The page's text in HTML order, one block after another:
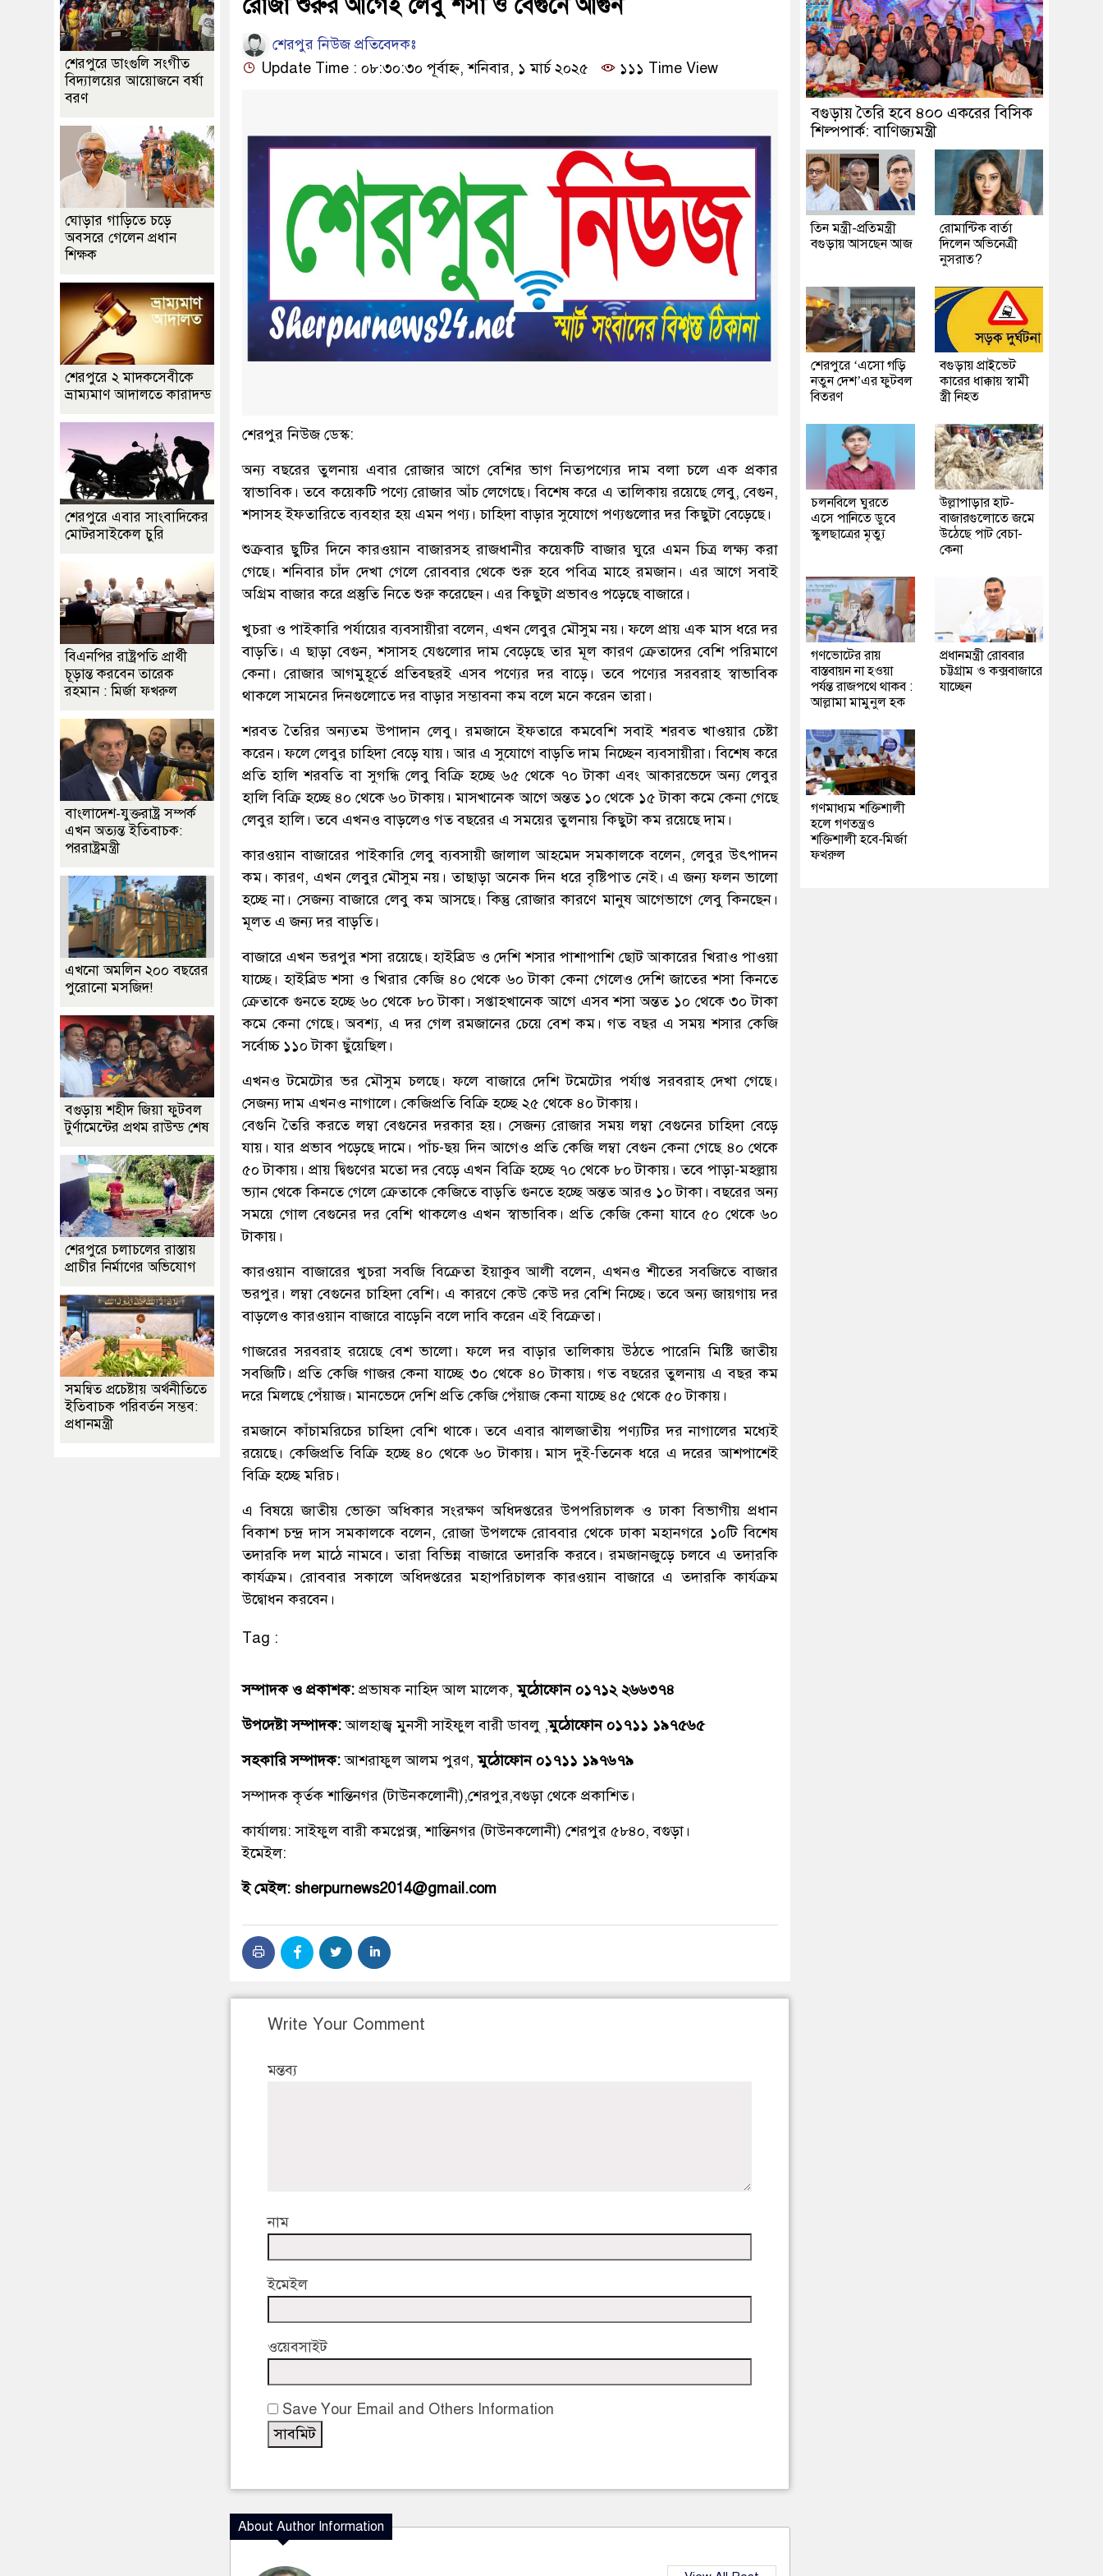
শেরপুর নিউজ প্রতিবেদকঃ
Update Time : ০৮:৩০:৩০ পূর্বাহ্ন, শনিবার, ১ মার্চ ২০২৫
১১১ Time View
শেরপুর নিউজ ডেস্ক:
অন্য বছরের তুলনায় এবার রোজার আগে বেশির ভাগ নিত্যপণ্যের দাম বলা চলে এক প্রকার
স্বাভাবিক। তবে কয়েকটি পণ্যে রোজার আঁচ লেগেছে। বিশেষ করে এ তালিকায় রয়েছে লেবু, বেগুন,
শসাসহ ইফতারিতে ব্যবহার হয় এমন পণ্য। চাহিদা বাড়ার সুযোগে পণ্যগুলোর দর কিছুটা বেড়েছে।
শুক্রবার ছুটির দিনে কারওয়ান বাজারসহ রাজধানীর কয়েকটি বাজার ঘুরে এমন চিত্র লক্ষ্য করা
গেছে। শনিবার চাঁদ দেখা গেলে রোববার থেকে শুরু হবে পবিত্র মাহে রমজান। এর আগে সবাই
অগ্রিম বাজার করে প্রস্তুতি নিতে শুরু করেছেন। এর কিছুটা প্রভাবও পড়েছে বাজারে।
খুচরা ও পাইকারি পর্যায়ের ব্যবসায়ীরা বলেন, এখন লেবুর মৌসুম নয়। ফলে প্রায় এক মাস ধরে দর
বাড়তি। এ ছাড়া বেগুন, শসাসহ যেগুলোর দাম বেড়েছে তার মূল কারণ ক্রেতাদের বেশি পরিমাণে
কেনা। রোজার আগমুহূর্তে প্রতিবছরই এসব পণ্যের দর বাড়ে। তবে পণ্যের সরবরাহ স্বাভাবিক
থাকলে সামনের দিনগুলোতে দর বাড়ার সম্ভাবনা কম বলে মনে করেন তারা।
শরবত তৈরির অন্যতম উপাদান লেবু। রমজানে ইফতারে কমবেশি সবাই শরবত খাওয়ার চেষ্টা
করেন। ফলে লেবুর চাহিদা বেড়ে যায়। আর এ সুযোগে বাড়তি দাম নিচ্ছেন ব্যবসায়ীরা। বিশেষ করে
প্রতি হালি শরবতি বা সুগন্ধি লেবু বিক্রি হচ্ছে ৬৫ থেকে ৭০ টাকা এবং আকারভেদে অন্য লেবুর
হালি বিক্রি হচ্ছে ৪০ থেকে ৬০ টাকায়। মাসখানেক আগে অন্তত ১০ থেকে ১৫ টাকা কমে কেনা গেছে
লেবুর হালি। তবে এখনও বাড়লেও গত বছরের এ সময়ের তুলনায় কিছুটা কম রয়েছে দাম।
কারওয়ান বাজারের পাইকারি লেবু ব্যবসায়ী জালাল আহমেদ সমকালকে বলেন, লেবুর উৎপাদন
কম। কারণ, এখন লেবুর মৌসুম নয়। তাছাড়া অনেক দিন ধরে বৃষ্টিপাত নেই। এ জন্য ফলন ভালো
হচ্ছে না। সেজন্য বাজারে লেবু কম আসছে। কিন্তু রোজার কারণে মানুষ আগেভাগে লেবু কিনছেন।
মূলত এ জন্য দর বাড়তি।
বাজারে এখন ভরপুর শসা রয়েছে। হাইব্রিড ও দেশি শসার পাশাপাশি ছোট আকারের খিরাও পাওয়া
যাচ্ছে। হাইব্রিড শসা ও খিরার কেজি ৪০ থেকে ৬০ টাকা কেনা গেলেও দেশি জাতের শসা কিনতে
ক্রেতাকে গুনতে হচ্ছে ৬০ থেকে ৮০ টাকা। সপ্তাহখানেক আগে এসব শসা অন্তত ১০ থেকে ৩০ টাকা
কমে কেনা গেছে। অবশ্য, এ দর গেল রমজানের চেয়ে বেশ কম। গত বছর এ সময় শসার কেজি
সর্বোচ্চ ১১০ টাকা ছুঁয়েছিল।
এখনও টমেটোর ভর মৌসুম চলছে। ফলে বাজারে দেশি টমেটোর পর্যাপ্ত সরবরাহ দেখা গেছে।
সেজন্য দাম এখনও নাগালে। কেজিপ্রতি বিক্রি হচ্ছে ২৫ থেকে ৪০ টাকায়।
বেগুনি তৈরি করতে লম্বা বেগুনের দরকার হয়। সেজন্য রোজার সময় লম্বা বেগুনের চাহিদা বেড়ে
যায়। যার প্রভাব পড়েছে দামে। পাঁচ-ছয় দিন আগেও প্রতি কেজি লম্বা বেগুন কেনা গেছে ৪০ থেকে
৫০ টাকায়। প্রায় দ্বিগুণের মতো দর বেড়ে এখন বিক্রি হচ্ছে ৭০ থেকে ৮০ টাকায়। তবে পাড়া-মহল্লায়
ভ্যান থেকে কিনতে গেলে ক্রেতাকে কেজিতে বাড়তি গুনতে হচ্ছে অন্তত আরও ১০ টাকা। বছরের অন্য
সময়ে গোল বেগুনের দর বেশি থাকলেও এখন স্বাভাবিক। প্রতি কেজি কেনা যাবে ৫০ থেকে ৬০
টাকায়।
কারওয়ান বাজারের খুচরা সবজি বিক্রেতা ইয়াকুব আলী বলেন, এখনও শীতের সবজিতে বাজার
ভরপুর। লম্বা বেগুনের চাহিদা বেশি। এ কারণে কেউ কেউ দর বেশি নিচ্ছে। তবে অন্য জায়গায় দর
বাড়লেও কারওয়ান বাজারে বাড়েনি বলে দাবি করেন এই বিক্রেতা।
গাজরের সরবরাহ রয়েছে বেশ ভালো। ফলে দর বাড়ার তালিকায় উঠতে পারেনি মিষ্টি জাতীয়
সবজিটি। প্রতি কেজি গাজর কেনা যাচ্ছে ৩০ থেকে ৪০ টাকায়। গত বছরের তুলনায় এ বছর কম
দরে মিলছে পেঁয়াজ। মানভেদে দেশি প্রতি কেজি পেঁয়াজ কেনা যাচ্ছে ৪৫ থেকে ৫০ টাকায়।
রমজানে কাঁচামরিচের চাহিদা বেশি থাকে। তবে এবার ঝালজাতীয় পণ্যটির দর নাগালের মধ্যেই
রয়েছে। কেজিপ্রতি বিক্রি হচ্ছে ৪০ থেকে ৬০ টাকায়। মাস দুই-তিনেক ধরে এ দরের আশপাশেই
বিক্রি হচ্ছে মরিচ।
এ বিষয়ে জাতীয় ভোক্তা অধিকার সংরক্ষণ অধিদপ্তরের উপপরিচালক ও ঢাকা বিভাগীয় প্রধান
বিকাশ চন্দ্র দাস সমকালকে বলেন, রোজা উপলক্ষে রোববার থেকে ঢাকা মহানগরে ১০টি বিশেষ
তদারকি দল মাঠে নামবে। তারা বিভিন্ন বাজারে তদারকি করবে। রমজানজুড়ে চলবে এ তদারকি
কার্যক্রম। রোববার সকালে অধিদপ্তরের মহাপরিচালক কারওয়ান বাজারে এ তদারকি কার্যক্রম
উদ্বোধন করবেন।
Tag :
সম্পাদক ও প্রকাশক: প্রভাষক নাহিদ আল মালেক,মুঠোফোন ০১৭১২ ২৬৬৩৭৪
উপদেষ্টা সম্পাদক:আলহাজ্ব মুনসী সাইফুল বারী ডাবলু ,মুঠোফোন ০১৭১১ ১৯৭৫৬৫
সহকারি সম্পাদক:আশরাফুল আলম পুরণ,মুঠোফোন ০১৭১১ ১৯৭৬৭৯
সম্পাদক কৃর্তক শান্তিনগর (টাউনকলোনী),শেরপুর,বগুড়া থেকে প্রকাশিত।
কার্যালয়: সাইফুল বারী কমপ্লেক্স, শান্তিনগর (টাউনকলোনী) শেরপুর ৫৮৪০, বগুড়া।
ইমেইল:
ই মেইল: sherpurnews2014@gmail.com
Write Your Comment
মন্তব্য
নাম
ইমেইল
ওয়েবসাইট
Save Your Email and Others Information
About Author Information
শেরপুরে ডাংগুলি সংগীত
বিদ্যালয়ের আয়োজনে বর্ষা
বরণ
ঘোড়ার গাড়িতে চড়ে
অবসরে গেলেন প্রধান
শিক্ষক
শেরপুরে ২ মাদকসেবীকে
ভ্রাম্যমাণ আদালতে কারাদন্ড
শেরপুরে এবার সাংবাদিকের
মোটরসাইকেল চুরি
বিএনপির রাষ্ট্রপতি প্রার্থী
চূড়ান্ত করবেন তারেক
রহমান : মির্জা ফখরুল
বাংলাদেশ-যুক্তরাষ্ট্র সম্পর্ক
এখন অত্যন্ত ইতিবাচক:
পররাষ্ট্রমন্ত্রী
এখনো অমলিন ২০০ বছরের
পুরোনো মসজিদ!
বগুড়ায় শহীদ জিয়া ফুটবল
টুর্ণামেন্টের প্রথম রাউন্ড শেষ
শেরপুরে চলাচলের রাস্তায়
প্রাচীর নির্মাণের অভিযোগ
সমন্বিত প্রচেষ্টায় অর্থনীতিতে
ইতিবাচক পরিবর্তন সম্ভব:
প্রধানমন্ত্রী
বগুড়ায় তৈরি হবে ৪০০ একরের বিসিক
শিল্পপার্ক: বাণিজ্যমন্ত্রী
তিন মন্ত্রী-প্রতিমন্ত্রী
বগুড়ায় আসছেন আজ
রোমান্টিক বার্তা
দিলেন অভিনেত্রী
নুসরাত?
শেরপুরে ‘এসো গড়ি
নতুন দেশ’এর ফুটবল
বিতরণ
বগুড়ায় প্রাইভেট
কারের ধাক্কায় স্বামী
স্ত্রী নিহত
চলনবিলে ঘুরতে
এসে পানিতে ডুবে
স্কুলছাত্রের মৃত্যু
উল্লাপাড়ার হাট-
বাজারগুলোতে জমে
উঠেছে পাট বেচা-
কেনা
গণভোটের রায়
বাস্তবায়ন না হওয়া
পর্যন্ত রাজপথে থাকব :
আল্লামা মামুনুল হক
প্রধানমন্ত্রী রোববার
চট্টগ্রাম ও কক্সবাজারে
যাচ্ছেন
গণমাধ্যম শক্তিশালী
হলে গণতন্ত্রও
শক্তিশালী হবে-মির্জা
ফখরুল